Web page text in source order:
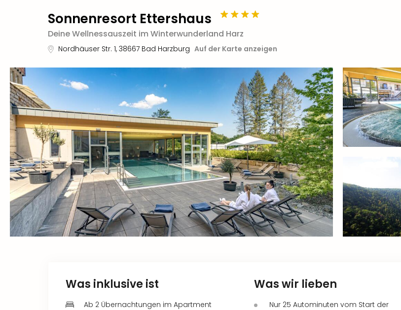
Sonnenresort Ettershaus
Deine Wellnessauszeit im Winterwunderland Harz
Nordhäuser Str. 1, 38667 Bad Harzburg Auf der Karte anzeigen
Was inklusive ist
Ab 2 Übernachtungen im Apartment
Was wir lieben
Nur 25 Autominuten vom Start der